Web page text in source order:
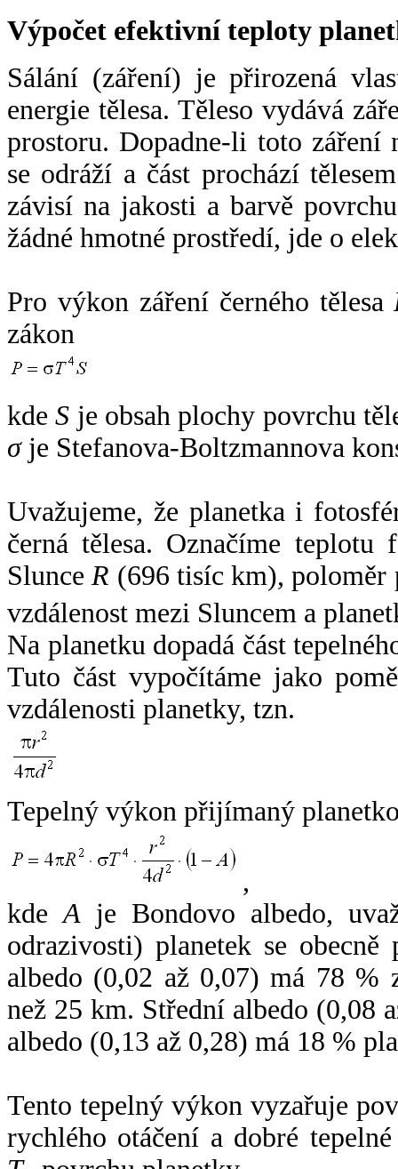
Výpočet efektivní teploty
Sálání (záření) je přirozená
energie tělesa. Těleso vydává
prostoru. Dopadne-li toto záření
se odráží a část prochází
závisí na jakosti a barvě
žádné hmotné prostředí, jde o
Pro výkon záření černého tělesa
zákon
kdeS je obsah plochy povrchu
σje Stefanova-Boltzmannova
Uvažujeme, že planetka i
černá tělesa. Označíme
SlunceR (696 tisíc km),
vzdálenost mezi Sluncem a
Na planetku dopadá část
Tuto část vypočítáme jako
vzdálenosti planetky, tzn.
Tepelný výkon přijímaný
,
kdeA je Bondovo albedo,
odrazivosti) planetek se
albedo (0,02 až 0,07) má 78 %
než 25 km. Střední albedo (0,08
albedo (0,13 až 0,28) má 18 %
Tento tepelný výkon vyzařuje
rychlého otáčení a dobré